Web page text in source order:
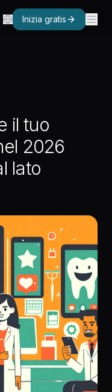
Inizia gratis
il tuo
2026
lato